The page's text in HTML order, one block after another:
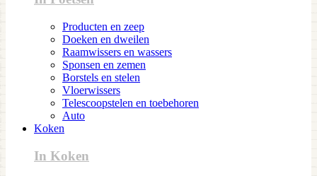
Producten en zeep
Doeken en dweilen
Raamwissers en wassers
Sponsen en zemen
Borstels en stelen
Vloerwissers
Telescoopstelen en toebehoren
Auto
Koken
In Koken